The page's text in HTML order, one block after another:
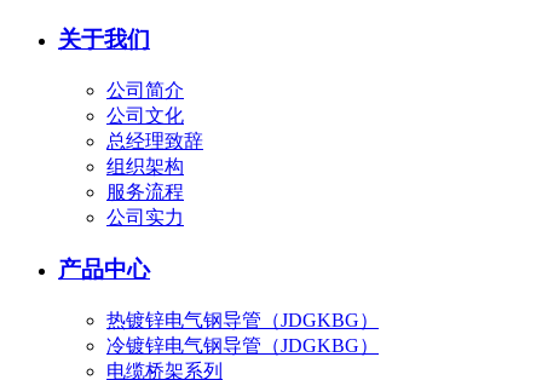
关于我们
公司简介
公司文化
总经理致辞
组织架构
服务流程
公司实力
产品中心
热镀锌电气钢导管（JDGKBG）
冷镀锌电气钢导管（JDGKBG）
电缆桥架系列